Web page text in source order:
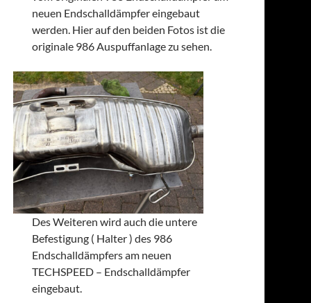
neuen Endschalldämpfer eingebaut
werden. Hier auf den beiden Fotos ist die
originale 986 Auspuffanlage zu sehen.
Des Weiteren wird auch die untere
Befestigung ( Halter ) des 986
Endschalldämpfers am neuen
TECHSPEED – Endschalldämpfer
eingebaut.